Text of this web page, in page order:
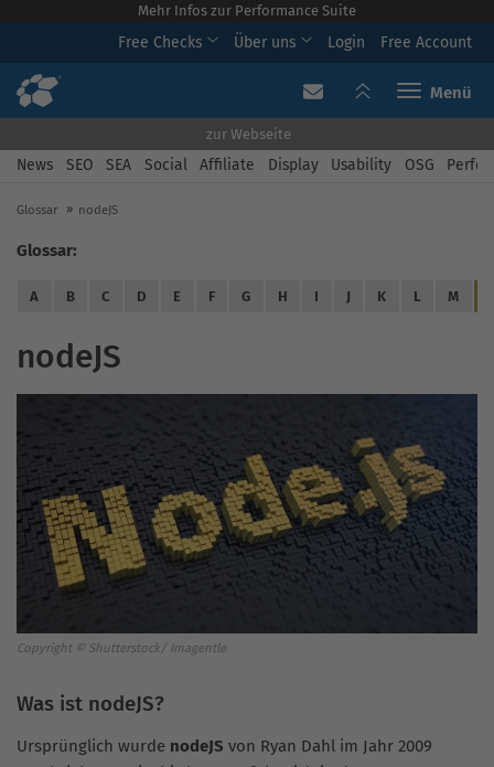
Mehr Infos zur Performance Suite
Free Checks Über uns Login Free Account
Toggle
zur Webseite
News SEO SEA Social Affiliate Display Usability OSG
Glossar nodeJS
Glossar:
A B C D E F G H I J K L M
nodeJS
Copyright © Shutterstock/ Imagentle
Was ist nodeJS?
Ursprünglich wurde nodeJS von Ryan Dahl im Jahr 2009